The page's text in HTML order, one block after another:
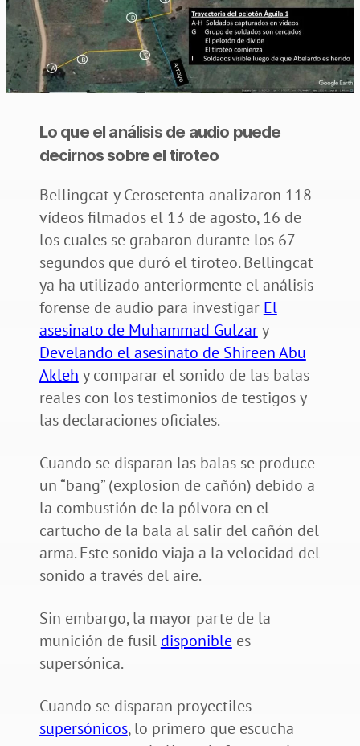
Lo que el análisis de audio puede
decirnos sobre el tiroteo
Bellingcat y Cerosetenta analizaron 118
vídeos filmados el 13 de agosto, 16 de
los cuales se grabaron durante los 67
segundos que duró el tiroteo. Bellingcat
ya ha utilizado anteriormente el análisis
forense de audio para investigar El
asesinato de Muhammad Gulzary
Develando el asesinato de Shireen Abu
Akleh y comparar el sonido de las balas
reales con los testimonios de testigos y
las declaraciones oficiales.
Cuando se disparan las balas se produce
un “bang” (explosion de cañón) debido a
la combustión de la pólvora en el
cartucho de la bala al salir del cañón del
arma. Este sonido viaja a la velocidad del
sonido a través del aire.
Sin embargo, la mayor parte de la
munición de fusil disponiblees
supersónica.
Cuando se disparan proyectiles
supersónicos, lo primero que escucha